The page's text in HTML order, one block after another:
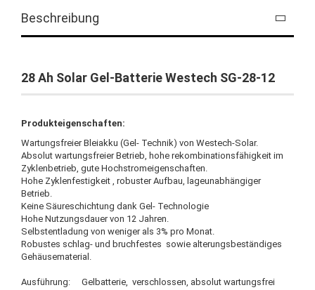
Beschreibung
28 Ah Solar Gel-Batterie Westech SG-28-12
Produkteigenschaften:
Wartungsfreier Bleiakku (Gel- Technik) von Westech-Solar.
Absolut wartungsfreier Betrieb, hohe rekombinationsfähigkeit im
Zyklenbetrieb, gute Hochstromeigenschaften.
Hohe Zyklenfestigkeit , robuster Aufbau, lageunabhängiger
Betrieb.
Keine Säureschichtung dank Gel- Technologie
Hohe Nutzungsdauer von 12 Jahren.
Selbstentladung von weniger als 3% pro Monat.
Robustes schlag- und bruchfestes sowie alterungsbeständiges
Gehäusematerial.
Ausführung:
Gelbatterie, verschlossen, absolut wartungsfrei